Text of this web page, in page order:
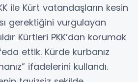
ile Kürt vatandaşların kesin
gerektiğini vurgulayan
Kürtleri PKK’dan korumak
ettik. Kürde kurbanız
ifadelerini kullandı.